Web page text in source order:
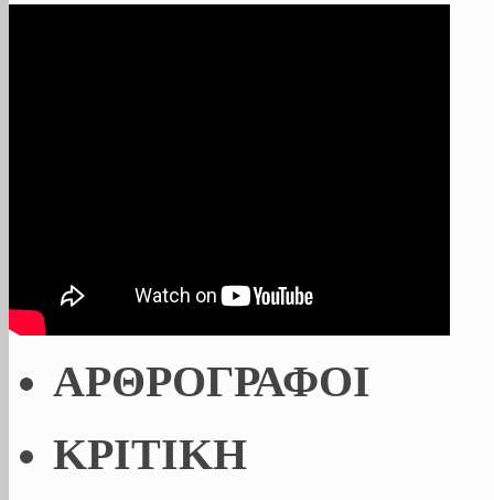
ΑΡΘΡΟΓΡΑΦΟΙ
ΚΡΙΤΙΚΗ